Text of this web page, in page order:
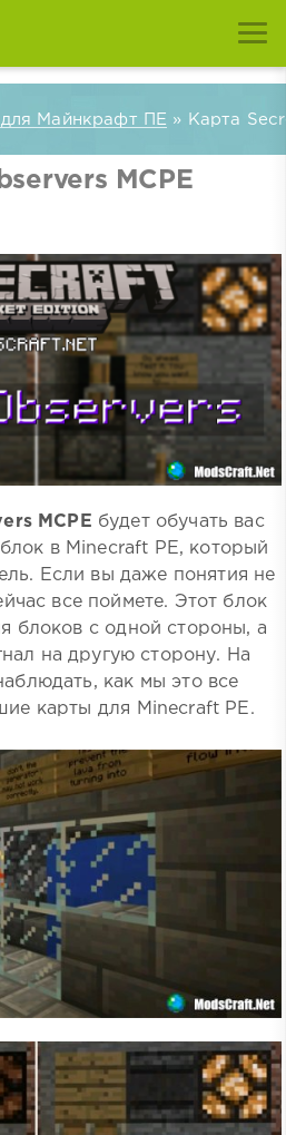
Майнкрафт ПЕ » Карта
MCPE
MCPE будет обучать вас
в Minecraft PE, который
Если вы даже понятия не
все поймете. Этот блок
блоков с одной стороны, а
на другую сторону. На
как мы это все
карты для Minecraft PE.